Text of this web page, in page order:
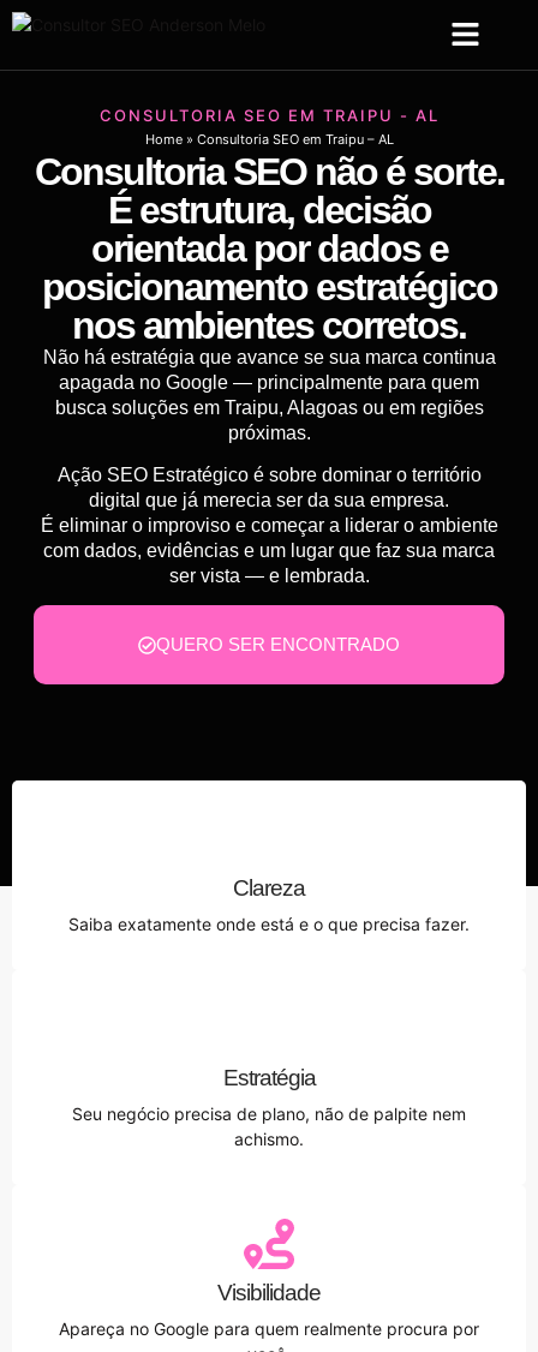
CONSULTORIA SEO EM TRAIPU - AL
Home» Consultoria SEO em Traipu – AL
Consultoria SEO não é sorte.
É estrutura, decisão
orientada por dados e
posicionamento estratégico
nos ambientes corretos.
Não há estratégia que avance se sua marca continua
apagada no Google — principalmente para quem
busca soluções em Traipu, Alagoas ou em regiões
próximas.
Ação SEO Estratégico é sobre dominar o território
digital que já merecia ser da sua empresa.
É eliminar o improviso e começar a liderar o ambiente
com dados, evidências e um lugar que faz sua marca
ser vista — e lembrada.
QUERO SER ENCONTRADO
Clareza
Saiba exatamente onde está e o que precisa fazer.
Estratégia
Seu negócio precisa de plano, não de palpite nem
achismo.
Visibilidade
Apareça no Google para quem realmente procura por